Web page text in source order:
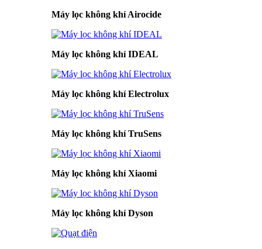
Máy lọc không khí Airocide
Máy lọc không khí IDEAL
Máy lọc không khí Electrolux
Máy lọc không khí TruSens
Máy lọc không khí Xiaomi
Máy lọc không khí Dyson